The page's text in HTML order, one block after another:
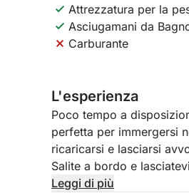
Attrezzatura per la
Asciugamani da
Carburante
L'esperienza
Poco tempo a
perfetta per immergersi
ricaricarsi e lasciarsi
Salite a bordo e
panorami mozzafiato
Leggi di più